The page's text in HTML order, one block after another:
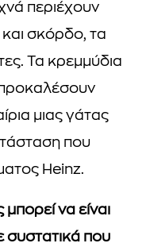
περιέχουν
σκόρδο, τα
Τα κρεμμύδια
μιας γάτας
που
Heinz.
να είναι
συστατικά που